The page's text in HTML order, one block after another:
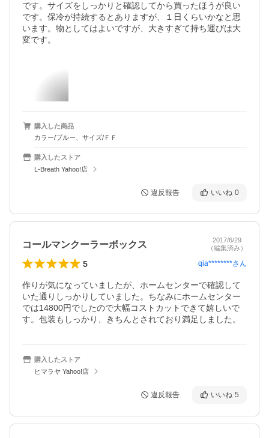
です。サイズをしっかりと確認してから買ったほうが良い
です。保冷が持続するとありますが、１日くらいかなと思
います。物としてはよいですが、大きすぎて持ち運びは大
変です。
購入した商品
カラー/ブルー、サイズ/ＦＦ
購入したストア
L-Breath Yahoo!店
違反報告 いいね 0
コールマンクーラーボックス
2017/6/29
（編集済み）
5 qia********さん
作りが気になっていましたが、ホームセンターで確認して
いた通りしっかりしていました。ちなみにホームセンター
では14800円でしたので大幅コストカットできて嬉しいで
す。包装もしっかり、きちんとされており満足しました。
購入したストア
ヒマラヤ Yahoo!店
違反報告 いいね 5